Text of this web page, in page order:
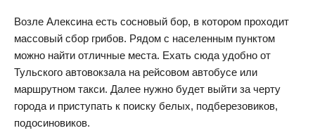
Возле Алексина есть сосновый бор, в котором проходит
массовый сбор грибов. Рядом с населенным пунктом
можно найти отличные места. Ехать сюда удобно от
Тульского автовокзала на рейсовом автобусе или
маршрутном такси. Далее нужно будет выйти за черту
города и приступать к поиску белых, подберезовиков,
подосиновиков.